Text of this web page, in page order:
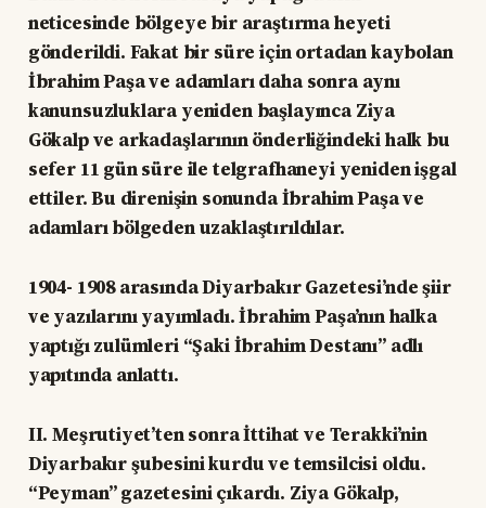
neticesinde bölgeye bir araştırma heyeti
gönderildi. Fakat bir süre için ortadan kaybolan
İbrahim Paşa ve adamları daha sonra aynı
kanunsuzluklara yeniden başlayınca Ziya
Gökalp ve arkadaşlarının önderliğindeki halk bu
sefer 11 gün süre ile telgrafhaneyi yeniden işgal
ettiler. Bu direnişin sonunda İbrahim Paşa ve
adamları bölgeden uzaklaştırıldılar.
1904- 1908 arasında Diyarbakır Gazetesi’nde şiir
ve yazılarını yayımladı. İbrahim Paşa’nın halka
yaptığı zulümleri “Şaki İbrahim Destanı” adlı
yapıtında anlattı.
II. Meşrutiyet’ten sonra İttihat ve Terakki’nin
Diyarbakır şubesini kurdu ve temsilcisi oldu.
“Peyman” gazetesini çıkardı. Ziya Gökalp,